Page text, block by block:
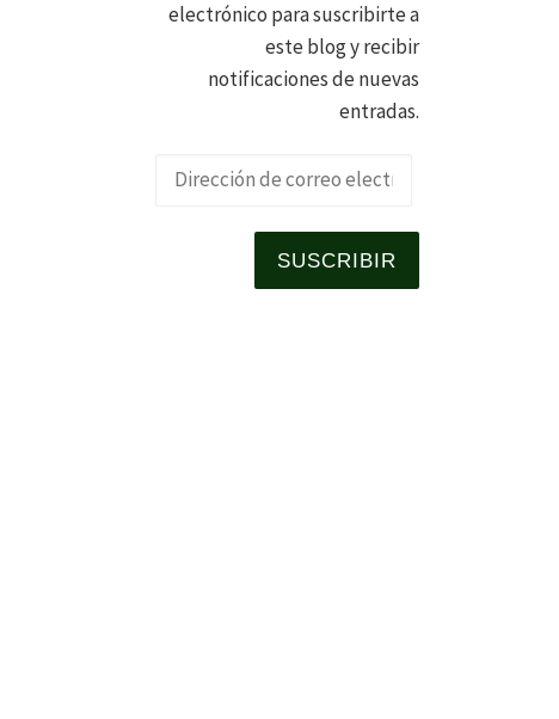
electrónico para suscribirte a
este blog y recibir
notificaciones de nuevas
entradas.
SUSCRIBIR